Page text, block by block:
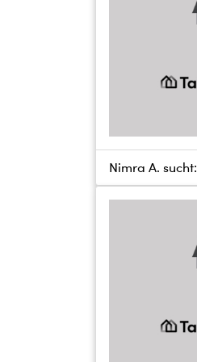
Nimra A. sucht: